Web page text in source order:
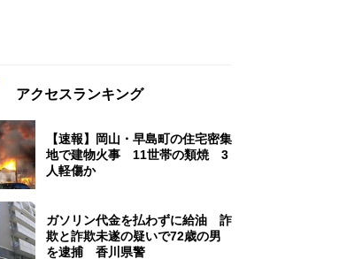
アクセスランキング
【速報】岡山・早島町の住宅密集
地で建物火事 11世帯の類焼 3
人軽傷か
ガソリン代金を払わずに給油 詐
欺と詐欺未遂の疑いで72歳の男
を逮捕 香川県警